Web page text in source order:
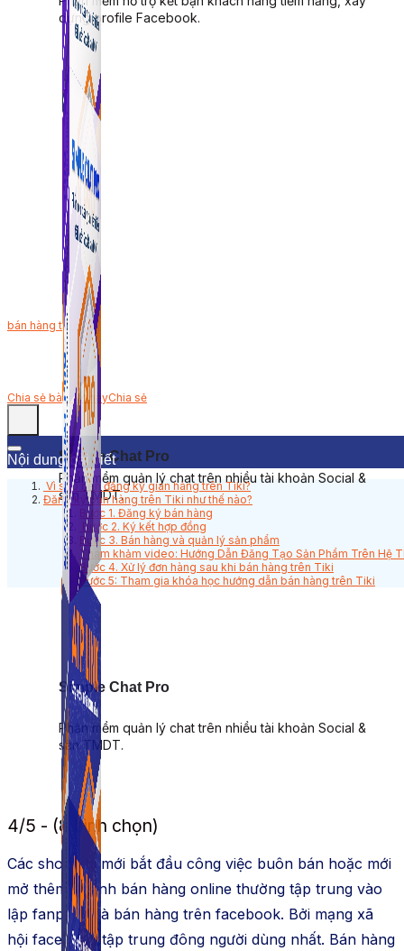
Simple Chat Pro
Phần mềm quản lý chat trên nhiều tài khoản Social &
sàn TMDT.
dựng profile Facebook.
Simple Chat Pro
Phần mềm quản lý chat trên nhiều tài khoản Social &
sàn TMDT.
bán hàng trên tiki
Chia sẻ bài viết nàyChia sẻ
Nội dung bài viết
Vì sao nên đăng ký gian hàng trên Tiki?
Đăng ký bán hàng trên Tiki như thế nào?
Bước 1. Đăng ký bán hàng
Bước 2. Ký kết hợp đồng
Bước 3. Bán hàng và quản lý sản phẩm
Tham khảm video: Hướng Dẫn Đăng Tạo Sản Phẩm Trên Hệ
Bước 4. Xử lý đơn hàng sau khi bán hàng trên Tiki
Bước 5: Tham gia khóa học hướng dẫn bán hàng trên Tiki
4/5 - (8 bình chọn)
Các shop khi mới bắt đầu công việc buôn bán hoặc mới
mở thêm nhánh bán hàng online thường tập trung vào
lập fanpage và bán hàng trên facebook. Bởi mạng xã
hội facebook tập trung đông người dùng nhất. Bán hàng